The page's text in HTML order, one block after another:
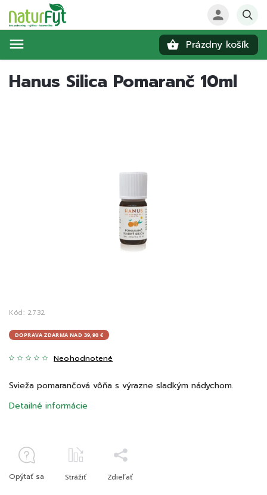
Prázdny košík
Hanus Silica Pomaranč 10ml
Kód: 2732
DOPRAVA ZDARMA NAD 39,90 €
Neohodnotené
Svieža pomarančová vôňa s výrazne sladkým nádychom.
Detailné informácie
Opýtať sa Strážiť Zdieľať